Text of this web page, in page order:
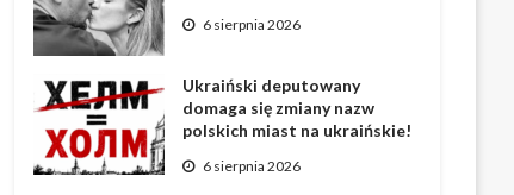
6 sierpnia 2026
Ukraiński deputowany
domaga się zmiany nazw
polskich miast na ukraińskie!
6 sierpnia 2026